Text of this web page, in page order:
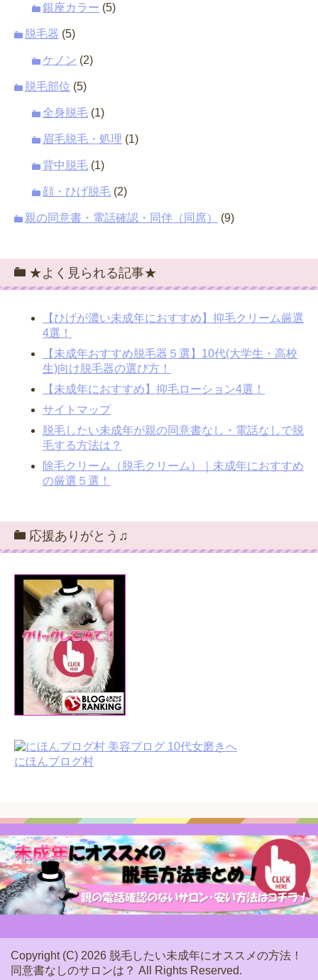
銀座カラー (5)
脱毛器 (5)
ケノン (2)
脱毛部位 (5)
全身脱毛 (1)
眉毛脱毛・処理 (1)
背中脱毛 (1)
顔・ひげ脱毛 (2)
親の同意書・電話確認・同伴（同席） (9)
★よく見られる記事★
【ひげが濃い未成年におすすめ】抑毛クリーム厳選
4選！
【未成年おすすめ脱毛器５選】10代(大学生・高校
生)向け脱毛器の選び方！
【未成年におすすめ】抑毛ローション4選！
サイトマップ
脱毛したい未成年が親の同意書なし・電話なしで脱
毛する方法は？
除毛クリーム（脱毛クリーム）｜未成年におすすめ
の厳選５選！
応援ありがとう♫
にほんブログ村
Copyright (C) 2026 脱毛したい未成年にオススメの方法！
同意書なしのサロンは？ All Rights Reserved.